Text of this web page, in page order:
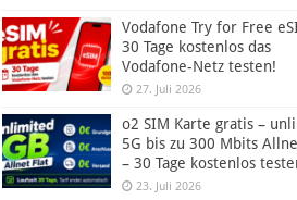
Vodafone Try for Free
30 Tage kostenlos das
Vodafone-Netz testen!
27. Juli 2026
o2 SIM Karte gratis –
5G bis zu 300 Mbits
– 30 Tage kostenlos
23. Juli 2026